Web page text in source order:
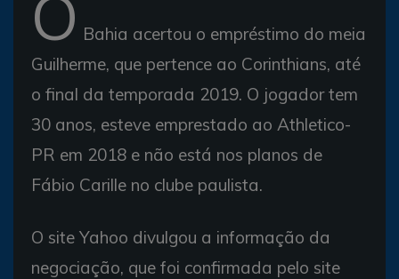
O Bahia acertou o empréstimo do meia
Guilherme, que pertence ao Corinthians, até
o final da temporada 2019. O jogador tem
30 anos, esteve emprestado ao Athletico-
PR em 2018 e não está nos planos de
Fábio Carille no clube paulista.
O site Yahoo divulgou a informação da
negociação, que foi confirmada pelo site